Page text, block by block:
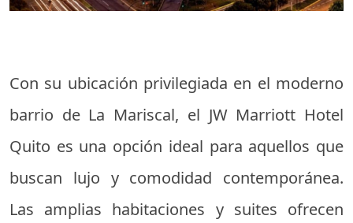
Con su ubicación privilegiada en el moderno
barrio de La Mariscal, el JW Marriott Hotel
Quito es una opción ideal para aquellos que
buscan lujo y comodidad contemporánea.
Las amplias habitaciones y suites ofrecen